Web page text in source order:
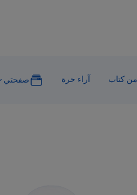
كتاب آراء حرة صفحتي